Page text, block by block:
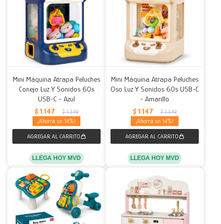
Mini Máquina Atrapa Peluches
Conejo Luz Y Sonidos 60s
USB-C - Azul
$ 1.147 $ 1.349
14
LLEGA HOY MVD
Mini Máquina Atrapa Peluches
Oso Luz Y Sonidos 60s USB-C
- Amarillo
$ 1.147 $ 1.349
14
LLEGA HOY MVD